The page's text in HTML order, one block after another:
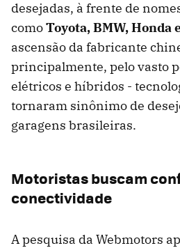
desejadas, à frente de
comoToyota, BMW, Honda
ascensão da fabricante
principalmente, pelo vasto
elétricos e híbridos -
tornaram sinônimo de
garagens brasileiras.
Motoristas buscam
conectividade
A pesquisa da Webmotors